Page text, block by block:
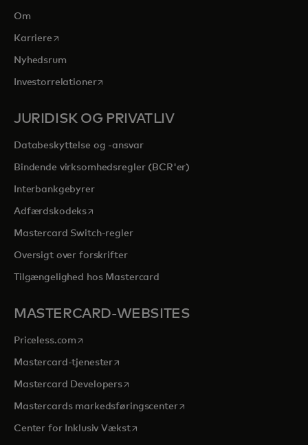
Om
Karriereopens in a new tab
Nyhedsrum
Investorrelationeropens in a new tab
JURIDISK OG PRIVATLIV
Databeskyttelse og -ansvar
Bindende virksomhedsregler (BCR'er)
Interbankgebyrer
Adfærdskodeksopens in a new tab
Mastercard Switch-regler
Oversigt over forskrifter
Tilgængelighed hos Mastercard
MASTERCARD-WEBSITES
Priceless.com opens in a new tab
Mastercard-tjenesteropens in a new tab
Mastercard Developersopens in a new tab
Mastercards markedsføringscenteropens in a new tab
Center for Inklusiv Vækstopens in a new tab